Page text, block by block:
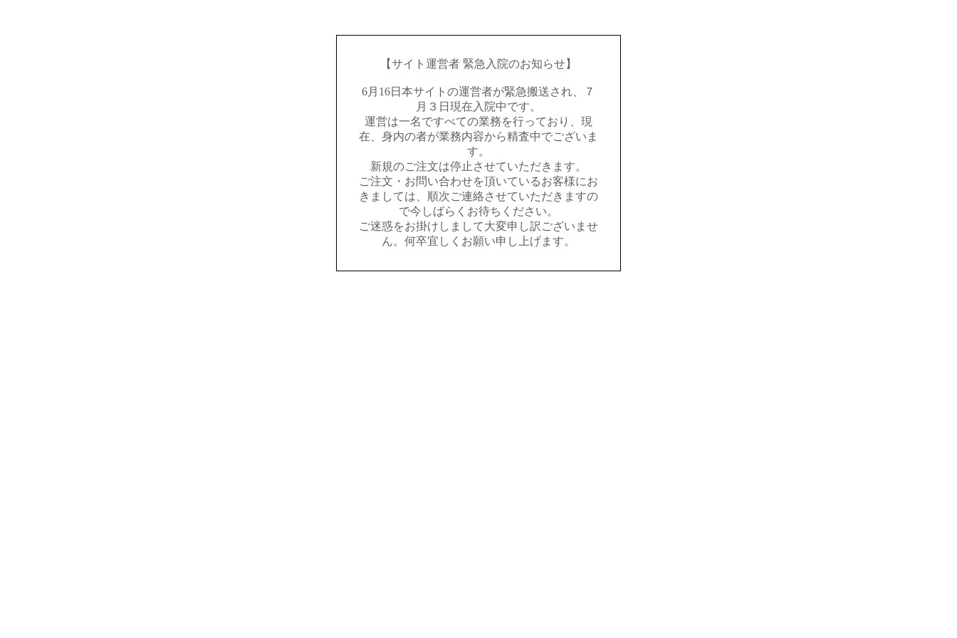
【サイト運営者 緊急入院のお知らせ】
6月16日本サイトの運営者が緊急搬送され、７
月３日現在入院中です。
運営は一名ですべての業務を行っており、現
在、身内の者が業務内容から精査中でございま
す。
新規のご注文は停止させていただきます。
ご注文・お問い合わせを頂いているお客様にお
きましては、順次ご連絡させていただきますの
で今しばらくお待ちください。
ご迷惑をお掛けしまして大変申し訳ございませ
ん。何卒宜しくお願い申し上げます。